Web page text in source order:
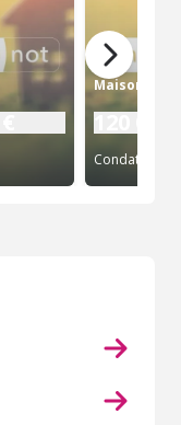
Maison
Condat (15)